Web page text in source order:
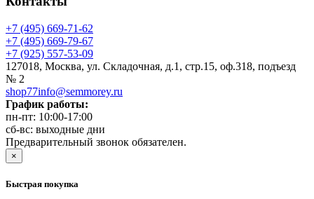
+7 (495) 669-71-62
+7 (495) 669-79-67
+7 (925) 557-53-09
127018, Москва, ул. Складочная, д.1, стр.15, оф.318, подъезд
№ 2
shop77info@semmorey.ru
График работы:
пн-пт: 10:00-17:00
сб-вс: выходные дни
Предварительный звонок обязателен.
×
Быстрая покупка